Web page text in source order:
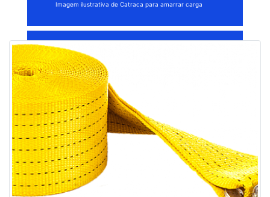
Imagem ilustrativa de Catraca para amarrar carga